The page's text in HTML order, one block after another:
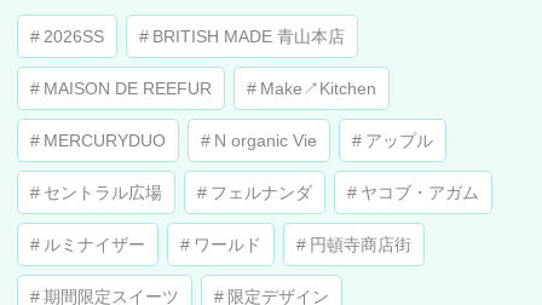
2026SS BRITISH MADE 青山本店
MAISON DE REEFUR Make↗︎Kitchen
MERCURYDUO N organic Vie アップル
セントラル広場 フェルナンダ ヤコブ・アガム
ルミナイザー ワールド 円頓寺商店街
期間限定スイーツ 限定デザイン